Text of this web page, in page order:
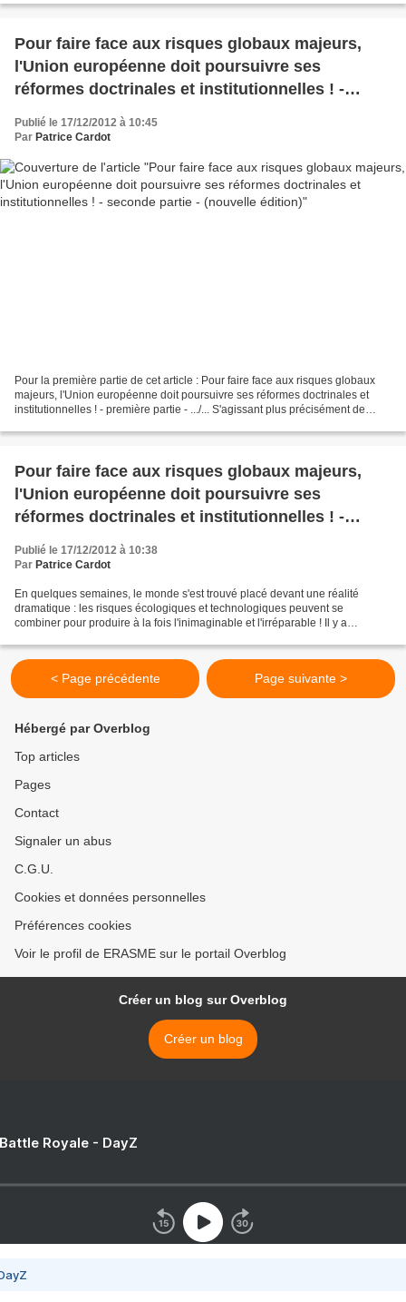
Pour faire face aux risques globaux majeurs,
l'Union européenne doit poursuivre ses
réformes doctrinales et institutionnelles ! -
seconde partie - (nouvelle édition)
Publié le 17/12/2012 à 10:45
Par Patrice Cardot
Pour la première partie de cet article : Pour faire face aux risques globaux
majeurs, l'Union européenne doit poursuivre ses réformes doctrinales et
institutionnelles ! - première partie - .../... S'agissant plus précisément de
Pour faire face aux risques globaux majeurs,
l'Union européenne doit poursuivre ses
réformes doctrinales et institutionnelles ! -
Publié le 17/12/2012 à 10:38
Par Patrice Cardot
En quelques semaines, le monde s'est trouvé placé devant une réalité
dramatique : les risques écologiques et technologiques peuvent se
combiner pour produire à la fois l'inimaginable et l'irréparable ! Il y a
< Page précédente Page suivante >
Hébergé par Overblog
Top articles
Pages
Contact
Signaler un abus
C.G.U.
Cookies et données personnelles
Préférences cookies
Voir le profil de ERASME sur le portail Overblog
Créer un blog sur Overblog
Créer un blog
Royale - DayZ